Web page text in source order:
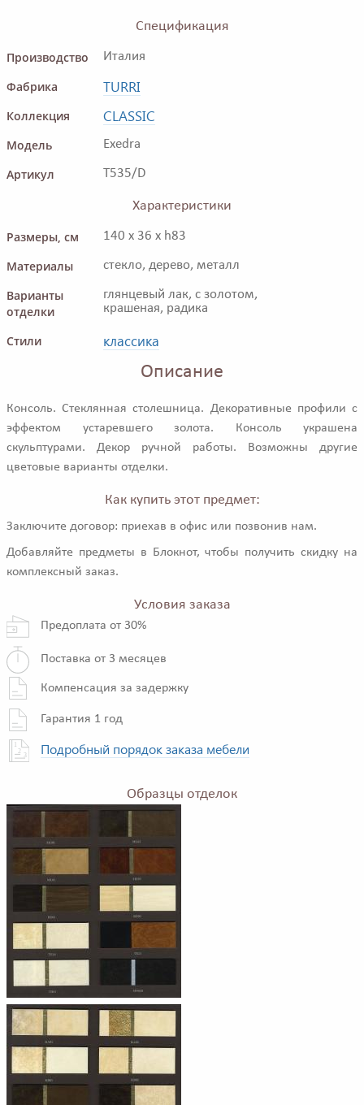
Спецификация
Производство
Италия
Фабрика TURRI
Коллекция CLASSIC
Модель Exedra
Артикул T535/D
Характеристики
Размеры, см
140 x 36 x h83
Материалы стекло, дерево, металл
Варианты
отделки
глянцевый лак, с золотом,
крашеная, радика
Стили классика
Описание
Консоль. Стеклянная столешница. Декоративные профили с
эффектом устаревшего золота. Консоль украшена
скульптурами. Декор ручной работы. Возможны другие
цветовые варианты отделки.
Как купить этот предмет:
Заключите договор: приехав в офис или позвонив нам.
Добавляйте предметы в Блокнот, чтобы получить скидку на
комплексный заказ.
Условия заказа
Предоплата от 30%
Поставка от 3 месяцев
Компенсация за задержку
Гарантия 1 год
Подробный порядок заказа мебели
Образцы отделок